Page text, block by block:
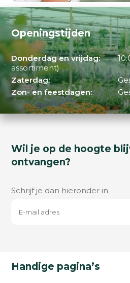
Openingstijden
Donderdag en vrijdag:
assortiment)
Zaterdag:
Zon- en feestdagen:
Wil je op de hoogte
ontvangen?
Schrijf je dan hieronder in.
Handige pagina’s